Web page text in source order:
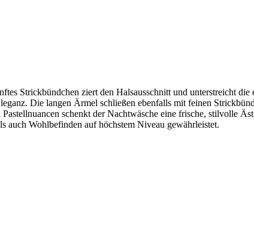
Strickbündchen ziert den Halsausschnitt und unterstreicht
Die langen Ärmel schließen ebenfalls mit feinen
schenkt der Nachtwäsche eine frische, stilvolle
Wohlbefinden auf höchstem Niveau gewährleistet.